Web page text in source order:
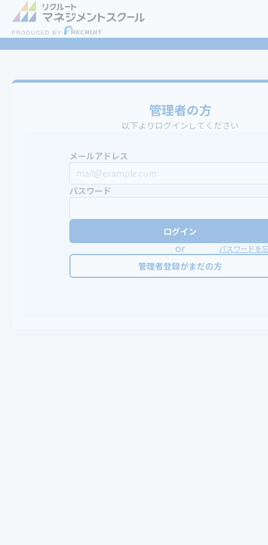
管理者の方
以下よりログインしてください
メールアドレス
パスワード
ログイン
or パスワードを
管理者登録がまだの方